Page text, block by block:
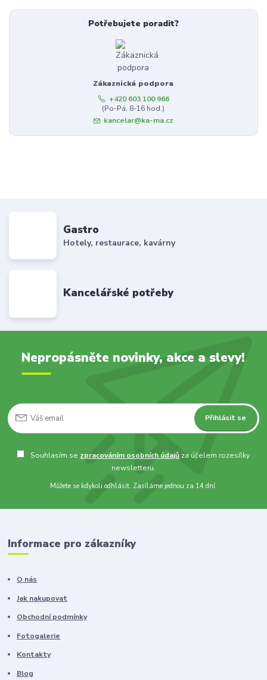
Potřebujete poradit?
Zákaznická podpora
+420 603 100 966
(Po-Pá, 8-16 hod.)
kancelar@ka-ma.cz
Gastro
Hotely, restaurace, kavárny
Kancelářské potřeby
Nepropásněte novinky, akce a slevy!
Přihlásit se
Souhlasím se zpracováním osobních údajů za účelem rozesílky
newsletteru.
Můžete se kdykoli odhlásit. Zasíláme jednou za 14 dní.
Informace pro zákazníky
O nás
Jak nakupovat
Obchodní podmínky
Fotogalerie
Kontakty
Blog